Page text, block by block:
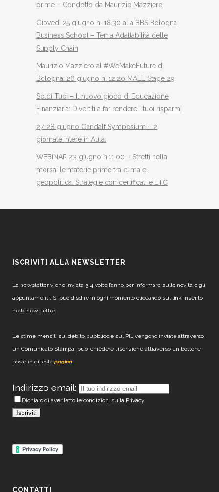
prime – Condotto da Maurizio Mazziero
Giovedì 25 giugno h. 18.30 alla BBS Bologna
Business School – Tema Adattabilità delle
Supply Chain
Maurizio Mazziero al #WeMakeFuture di
Bologna: 26 giugno h. 12.20 MALL Stage 29
Soldi Tuoi – Il nuovo gioco di Educazione
Finanziaria: Divertiti a far rendere i tuoi risparmi
27-28 giugno Gandalf Symposium – 2
giornate intere in Aula.
WEBINAR 23 giugno h.11.00 – Stretti nella
morsa: le materie prime tra clima e
geopolitica. Strategie con certificati e ETC
ISCRIVITI ALLA NEWSLETTER
La newsletter viene inviata 3-4 volte l’anno per informare sulle novità e gli
appuntamenti. Si può disdire in ogni momento cliccando sul link inserito
nella newsletter.
Le stime mensili sul debito pubblico e sul PIL vengono inviate attraverso
un Comunicato Stampa, puoi chiedere l’iscrizione attraverso un bottone
posto in questa pagina.
Indirizzo email:
Dichiaro di aver letto le condizioni sulla Privacy
CONTATTI